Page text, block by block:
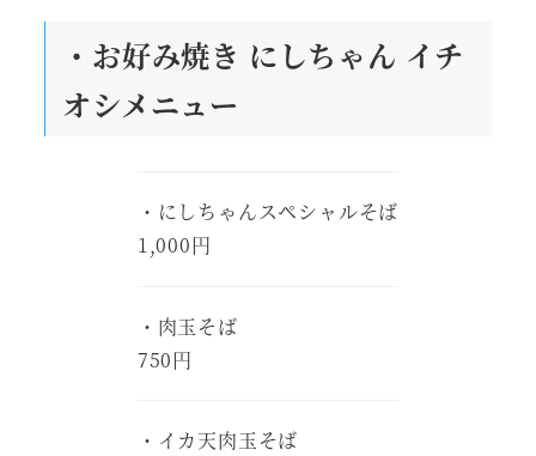
・お好み焼き にしちゃん イチ
オシメニュー
・にしちゃんスペシャルそば
1,000円
・肉玉そば
750円
・イカ天肉玉そば